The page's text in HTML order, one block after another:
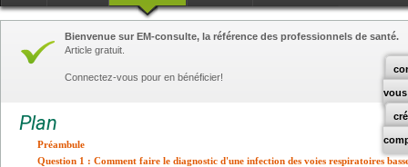
vous
Bienvenue sur EM-consulte, la référence des professionnels de santé.
Article gratuit.
Connectez-vous pour en bénéficier!
Plan
Préambule
Question 1 : Comment faire le diagnostic d'une infection des voies respiratoires